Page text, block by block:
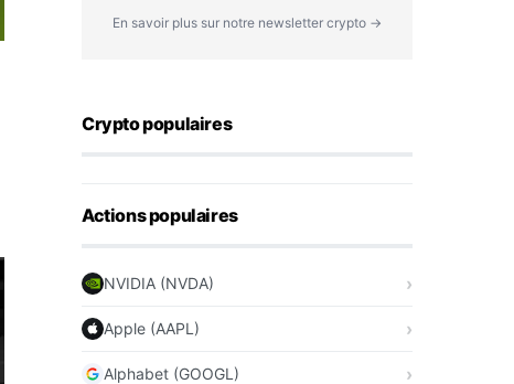
En savoir plus sur notre newsletter crypto →
Crypto populaires
Actions populaires
NVIDIA (NVDA)
Apple (AAPL)
Alphabet (GOOGL)